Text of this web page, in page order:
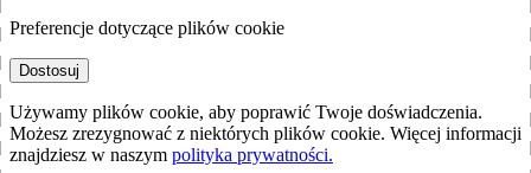
Preferencje dotyczące plików cookie
Dostosuj
Używamy plików cookie, aby poprawić Twoje doświadczenia.
Możesz zrezygnować z niektórych plików cookie. Więcej informacji
znajdziesz w naszym polityka prywatności.